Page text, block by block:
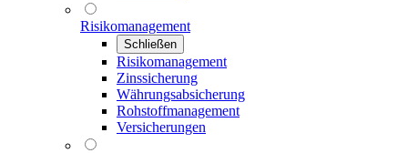
Risikomanagement
Schließen
Risikomanagement
Zinssicherung
Währungsabsicherung
Rohstoffmanagement
Versicherungen